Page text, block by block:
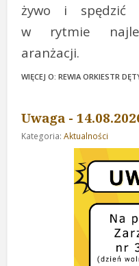
żywo i spędzić
w rytmie
aranżacji.
WIĘCEJ O: REWIA ORKIESTR
Uwaga -
Kategoria: Aktualności